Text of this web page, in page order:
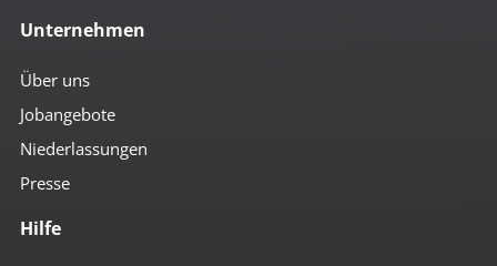
Unternehmen
Über uns
Jobangebote
Niederlassungen
Presse
Hilfe